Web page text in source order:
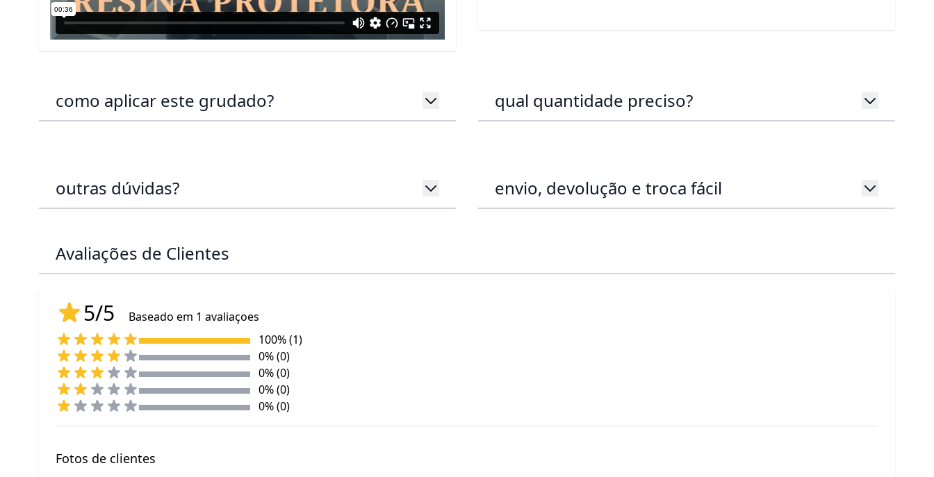
como aplicar este grudado? qual quantidade preciso?
outras dúvidas? envio, devolução e troca fácil
Avaliações de Clientes
5/5
Baseado em 1 avaliaçoes
100% (1)
0% (0)
0% (0)
0% (0)
0% (0)
Fotos de clientes